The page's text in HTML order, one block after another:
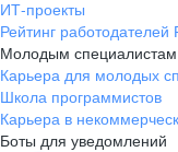
ИТ-проекты
Рейтинг работодателей
Молодым специалистам
Карьера для молодых
Школа программистов
Карьера в
Боты для уведомлений